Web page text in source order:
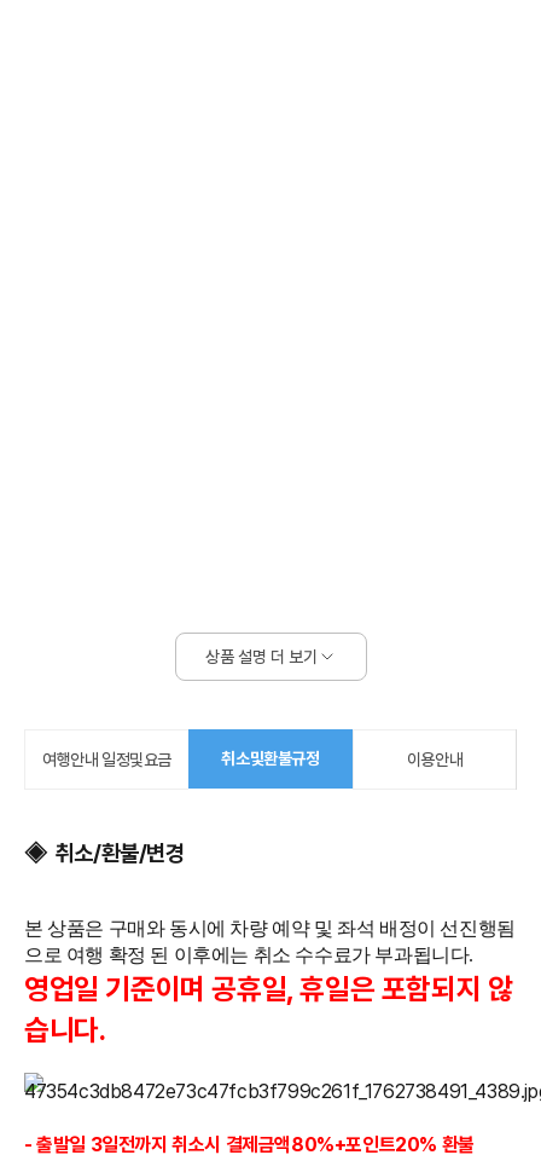
상품 설명 더 보기
여행안내 일정및요금 취소및환불규정 이용안내
◈ 취소/환불/변경
본 상품은 구매와 동시에 차량 예약 및 좌석 배정이 선진행됨
으로 여행 확정 된 이후에는 취소 수수료가 부과됩니다.
영업일 기준이며 공휴일, 휴일은 포함되지 않
습니다.
- 출발일 3일전까지취소시 결제금액80%+포인트20% 환불